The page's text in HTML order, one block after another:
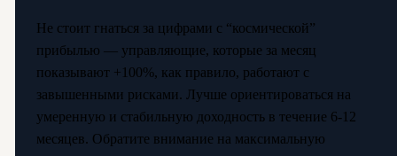
Не стоит гнаться за цифрами с “космической”
прибылью — управляющие, которые за месяц
показывают +100%, как правило, работают с
завышенными рисками. Лучше ориентироваться на
умеренную и стабильную доходность в течение 6-12
месяцев. Обратите внимание на максимальную